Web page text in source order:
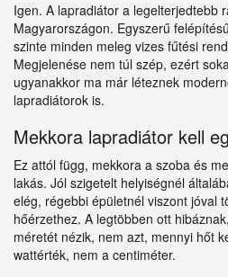
Igen. A lapradiátor a legelterjedtebb
Magyarországon. Egyszerű
szinte minden meleg vizes fűtési
Megjelenése nem túl szép, ezért
ugyanakkor ma már léteznek
lapradiátorok is.
Mekkora lapradiátor kell
Ez attól függ, mekkora a szoba és
lakás. Jól szigetelt helyiségnél
elég, régebbi épületnél viszont jóval
hőérzethez. A legtöbben ott
méretét nézik, nem azt, mennyi hőt
wattérték, nem a centiméter.